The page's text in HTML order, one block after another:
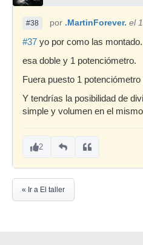
#38 por .MartinForever. el
#37 yo por como las montado.
esa doble y 1 potenciómetro.
Fuera puesto 1 potenciómetro
Y tendrías la posibilidad de
simple y volumen en el
2
« Ir a El taller